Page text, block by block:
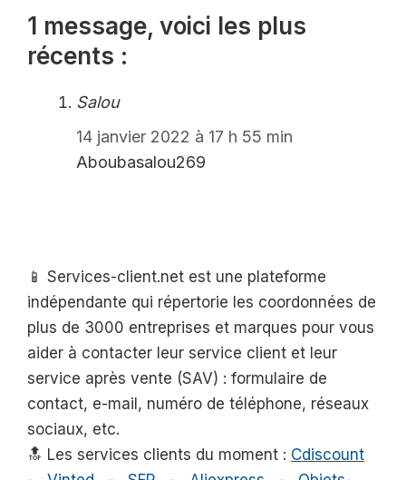
1 message, voici les plus
récents :
Salou
14 janvier 2022 à 17 h 55 min
Aboubasalou269
📱 Services-client.net est une plateforme
indépendante qui répertorie les coordonnées de
plus de 3000 entreprises et marques pour vous
aider à contacter leur service client et leur
service après vente (SAV) : formulaire de
contact, e-mail, numéro de téléphone, réseaux
sociaux, etc.
🔝 Les services clients du moment : Cdiscount